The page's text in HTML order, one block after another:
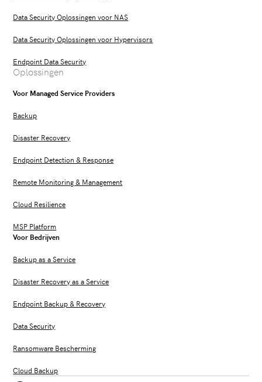
Data Security Oplossingen voor NAS
Data Security Oplossingen voor Hypervisors
Endpoint Data Security
Oplossingen
Voor Managed Service Providers
Backup
Disaster Recovery
Endpoint Detection & Response
Remote Monitoring & Management
Cloud Resilience
MSP Platform
Voor Bedrijven
Backup as a Service
Disaster Recovery as a Service
Endpoint Backup & Recovery
Data Security
Ransomware Bescherming
Cloud Backup